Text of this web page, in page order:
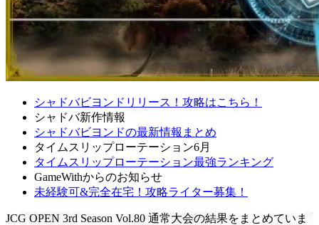
シャドバビヨンドリリース！攻略はこちら！
シャドバ新作情報
シャドバビヨンドの最新情報まとめ
タイムスリップローテーション6月
タイムスリップローテーション最強ランキング
GameWithからのお知らせ
未経験可&完全在宅！攻略ライター募集！
JCG OPEN 3rd Season Vol.80 通常大会の結果をまとめていま